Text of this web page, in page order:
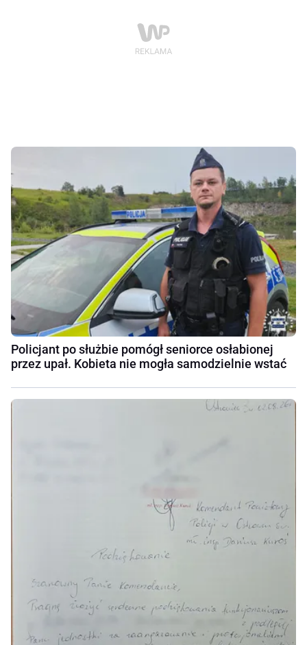
Policjant po służbie pomógł seniorce osłabionej
przez upał. Kobieta nie mogła samodzielnie wstać